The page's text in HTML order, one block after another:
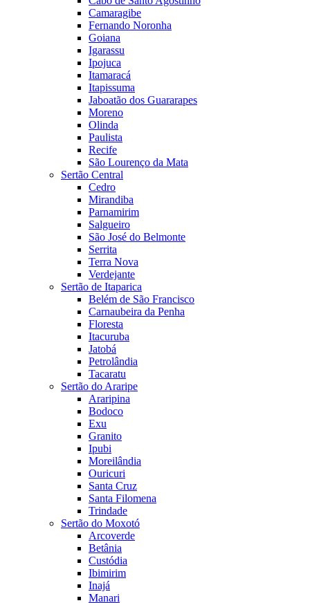
Camaragibe
Fernando Noronha
Goiana
Igarassu
Ipojuca
Itamaracá
Itapissuma
Jaboatão dos Guararapes
Moreno
Olinda
Paulista
Recife
São Lourenço da Mata
Sertão Central
Cedro
Mirandiba
Parnamirim
Salgueiro
São José do Belmonte
Serrita
Terra Nova
Verdejante
Sertão de Itaparica
Belém de São Francisco
Carnaubeira da Penha
Floresta
Itacuruba
Jatobá
Petrolândia
Tacaratu
Sertão do Araripe
Araripina
Bodoco
Exu
Granito
Ipubi
Moreilândia
Ouricuri
Santa Cruz
Santa Filomena
Trindade
Sertão do Moxotó
Arcoverde
Betânia
Custódia
Ibimirim
Inajá
Manari